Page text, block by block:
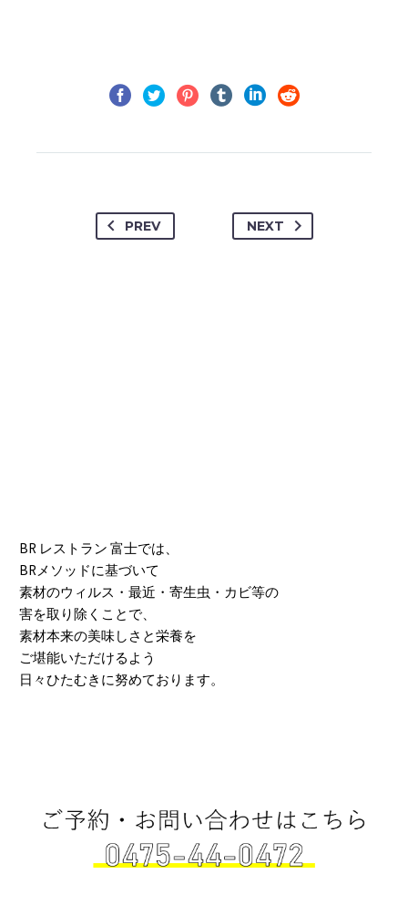
PREV NEXT
BR レストラン 富士では、
BRメソッドに基づいて
素材のウィルス・最近・寄生虫・カビ等の
害を取り除くことで、
素材本来の美味しさと栄養を
ご堪能いただけるよう
日々ひたむきに努めております。